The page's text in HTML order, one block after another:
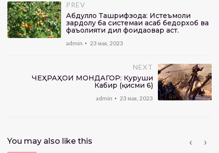
PREV
Абдулло Ташрифзода: Истеъмоли
зардолу ба системаи асаб бедорхобӣ ва
фаъолияти дил фоидаовар аст.
admin 23 мая, 2023
NEXT
ЧЕҲРАҲОИ МОНДАГОР: Куруши
Кабир (қисми 6)
admin 23 мая, 2023
You may also like this